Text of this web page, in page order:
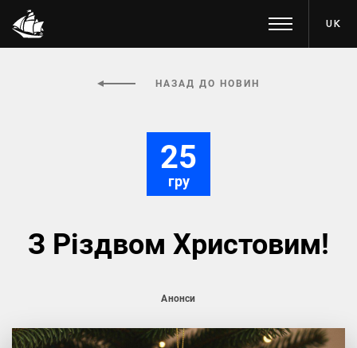
UK
НАЗАД ДО НОВИН
25
гру
З Різдвом Христовим!
Анонси